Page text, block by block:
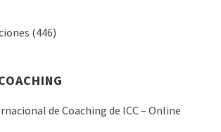
(446)
de Coaching de ICC – Online